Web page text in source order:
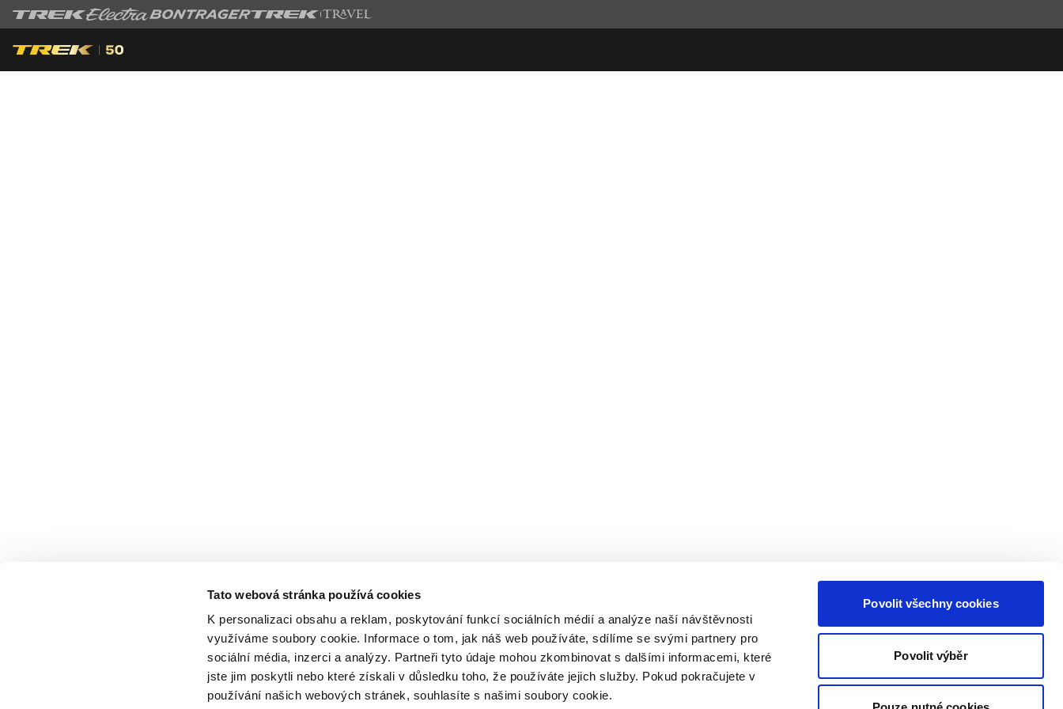
Tato webová stránka používá cookies
K personalizaci obsahu a reklam, poskytování funkcí sociálních médií a analýze naší návštěvnosti
využíváme soubory cookie. Informace o tom, jak náš web používáte, sdílíme se svými partnery pro
sociální média, inzerci a analýzy. Partneři tyto údaje mohou zkombinovat s dalšími informacemi, které
jste jim poskytli nebo které získali v důsledku toho, že používáte jejich služby. Pokud pokračujete v
používání našich webových stránek, souhlasíte s našimi soubory cookie.
Povolit všechny cookies
Povolit výběr